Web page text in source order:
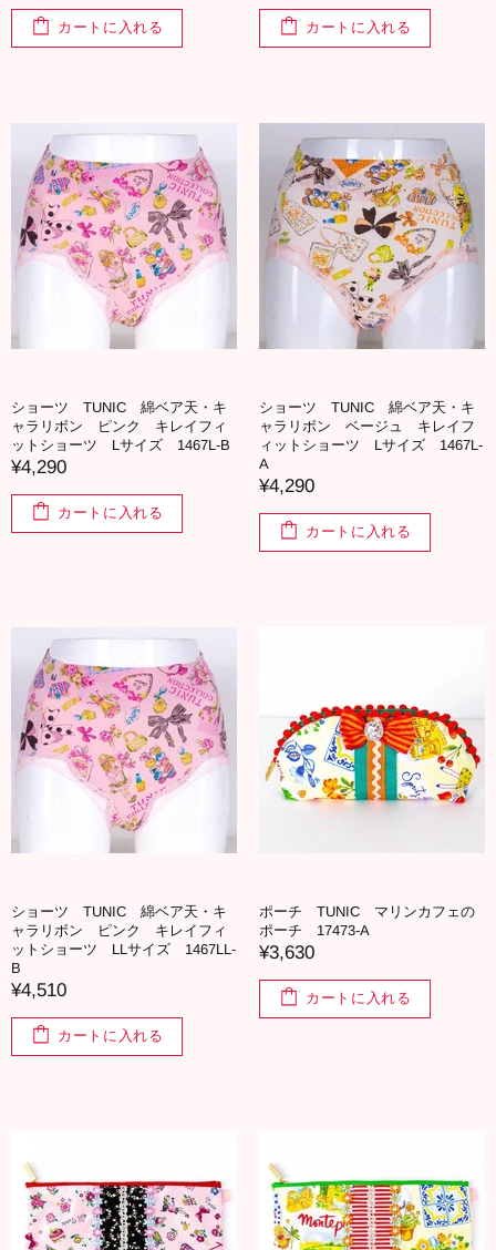
カートに入れる カートに入れる
ショーツ TUNIC 綿ベア天・キ
ャラリボン ピンク キレイフィ
ットショーツ Lサイズ 1467L-B
¥4,290
カートに入れる
ショーツ TUNIC 綿ベア天・キ
ャラリボン ベージュ キレイフ
ィットショーツ Lサイズ 1467L-
A
¥4,290
カートに入れる
ショーツ TUNIC 綿ベア天・キ
ャラリボン ピンク キレイフィ
ットショーツ LLサイズ 1467LL-
B
¥4,510
カートに入れる
ポーチ TUNIC マリンカフェの
ポーチ 17473-A
¥3,630
カートに入れる